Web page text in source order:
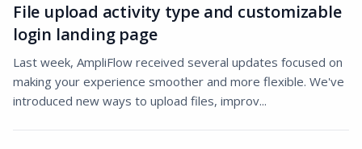
File upload activity type and customizable
login landing page
Last week, AmpliFlow received several updates focused on
making your experience smoother and more flexible. We've
introduced new ways to upload files, improv...